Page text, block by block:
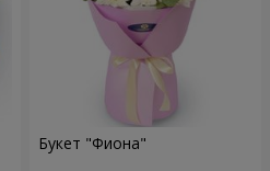
Букет "Фиона"